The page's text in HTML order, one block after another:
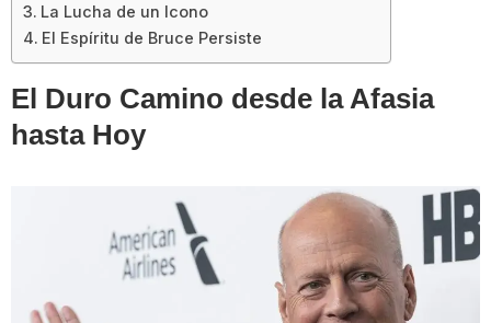
La Lucha de un Icono
El Espíritu de Bruce Persiste
El Duro Camino desde la Afasia
hasta Hoy